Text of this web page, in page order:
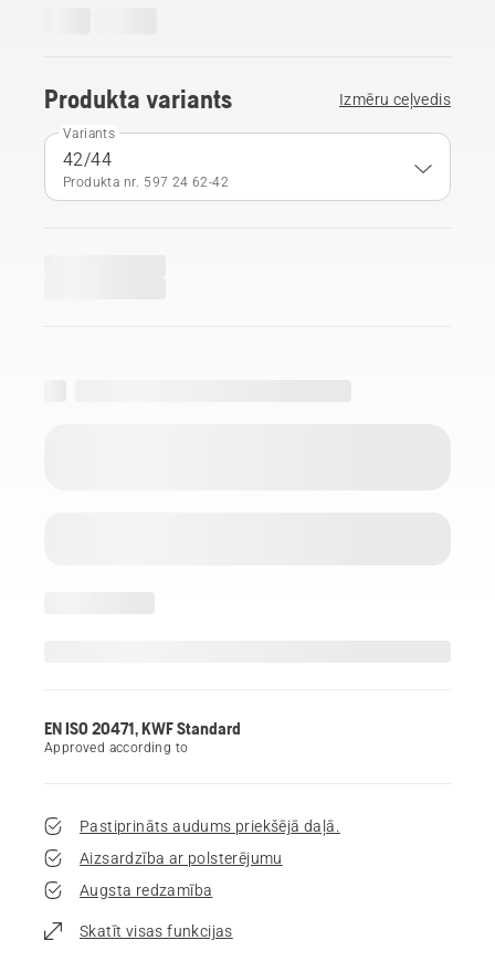
Produkta variants Izmēru ceļvedis
Variants
42/44
Produkta nr. 597 24 62‑42
EN ISO 20471, KWF Standard
Approved according to
Pastiprināts audums priekšējā daļā.
Aizsardzība ar polsterējumu
Augsta redzamība
Skatīt visas funkcijas